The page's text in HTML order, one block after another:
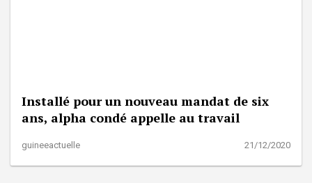
Installé pour un nouveau mandat de six
ans, alpha condé appelle au travail
guineeactuelle 21/12/2020